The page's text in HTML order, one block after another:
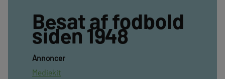
Besat af fodbold
siden 1948
Annoncer
Mediekit